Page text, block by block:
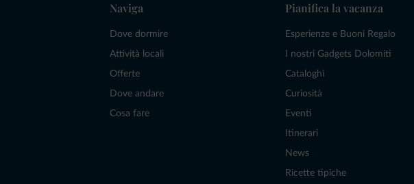
Naviga
Dove dormire
Attività locali
Offerte
Dove andare
Cosa fare
Pianifica la vacanza
Esperienze e Buoni Regalo
I nostri Gadgets Dolomiti
Cataloghi
Curiosità
Eventi
Itinerari
News
Ricette tipiche